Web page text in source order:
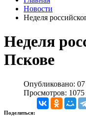
Новости
Неделя
Неделя
Пскове
Опубликовано: 07
Просмотров: 1075
Поделиться: